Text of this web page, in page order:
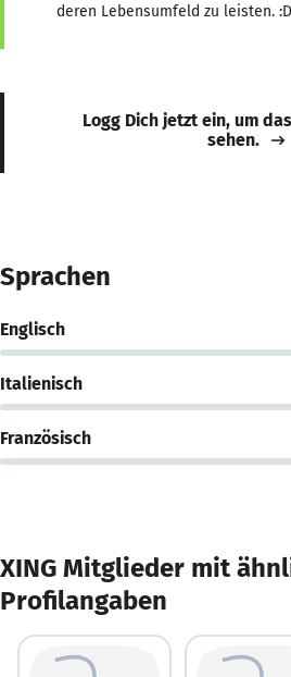
deren Lebensumfeld zu leisten. :D
Logg Dich jetzt ein, um
sehen.
Sprachen
Englisch
Italienisch
Französisch
XING Mitglieder mit
Profilangaben